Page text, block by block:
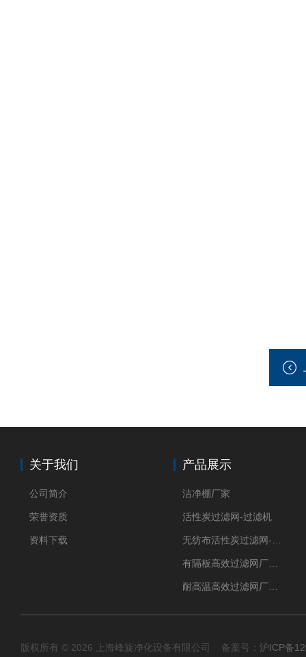
关于我们
公司简介
荣誉资质
资料下载
产品展示
洁净棚厂家
活性炭过滤网-过滤机
版权所有 © 2026 上海峰旋净化设备有限公司 备案号： 沪ICP备